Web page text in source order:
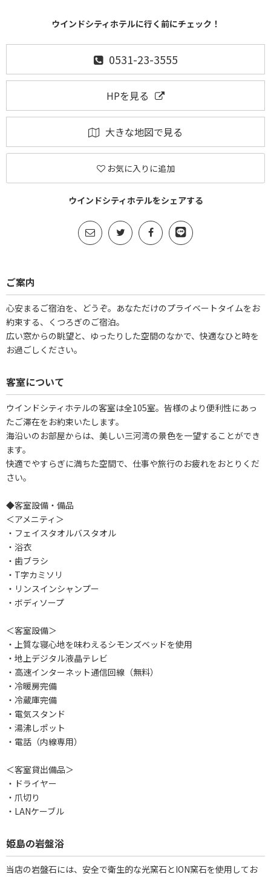
ウインドシティホテルに行く前にチェック！
0531-23-3555
HPを見る
大きな地図で見る
お気に入りに追加
ウインドシティホテルをシェアする
ご案内
心安まるご宿泊を、どうぞ。あなただけのプライベートタイムをお
約束する、くつろぎのご宿泊。
広い窓からの眺望と、ゆったりした空間のなかで、快適なひと時を
お過ごしください。
客室について
ウインドシティホテルの客室は全105室。皆様のより便利性にあっ
たご滞在をお約束いたします。
海沿いのお部屋からは、美しい三河湾の景色を一望することができ
ます。
快適でやすらぎに満ちた空間で、仕事や旅行のお疲れをおとりくだ
さい。
◆客室設備・備品
＜アメニティ＞
・フェイスタオルバスタオル
・浴衣
・歯ブラシ
・T字カミソリ
・リンスインシャンプー
・ボディソープ
＜客室設備＞
・上質な寝心地を味わえるシモンズベッドを使用
・地上デジタル液晶テレビ
・高速インターネット通信回線（無料）
・冷暖房完備
・冷蔵庫完備
・電気スタンド
・湯沸しポット
・電話（内線専用）
＜客室貸出備品＞
・ドライヤー
・爪切り
・LANケーブル
姫島の岩盤浴
当店の岩盤石には、安全で衛生的な光窯石とION窯石を使用してお